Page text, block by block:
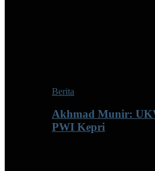
Berita
Akhmad Munir:
PWI Kepri